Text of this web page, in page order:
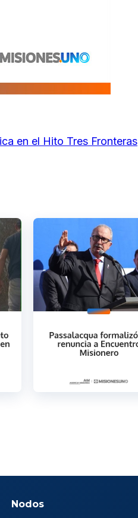
en el Hito Tres Fronteras
Nodos